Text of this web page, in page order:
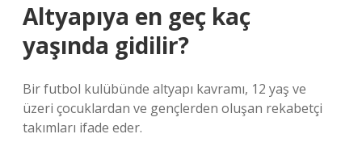
Altyapıya en geç kaç
yaşında gidilir?
Bir futbol kulübünde altyapı kavramı, 12 yaş ve
üzeri çocuklardan ve gençlerden oluşan rekabetçi
takımları ifade eder.